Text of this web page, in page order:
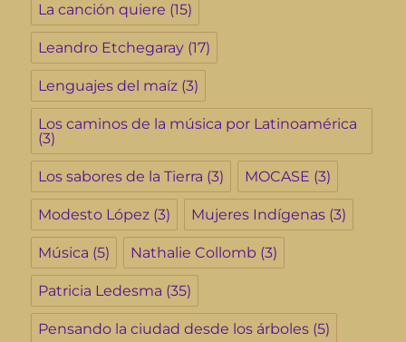
La canción quiere (15)
Leandro Etchegaray (17)
Lenguajes del maíz (3)
Los caminos de la música por Latinoamérica
(3)
Los sabores de la Tierra (3) MOCASE (3)
Modesto López (3) Mujeres Indígenas (3)
Música (5) Nathalie Collomb (3)
Patricia Ledesma (35)
Pensando la ciudad desde los árboles (5)